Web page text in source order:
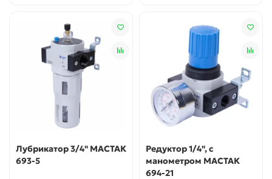
Лубрикатор 3/4" МАСТАК
693-5
Редуктор 1/4", с
манометром МАСТАК
694-21